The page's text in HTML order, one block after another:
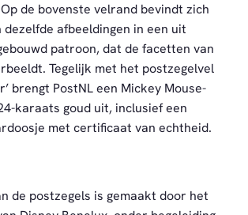
de bovenste velrand bevindt zich
dezelfde afbeeldingen in een uit
patroon, dat de facetten van
Tegelijk met het postzegelvel
brengt PostNL een Mickey Mouse-
karaats goud uit, inclusief een
met certificaat van echtheid.
de postzegels is gemaakt door het